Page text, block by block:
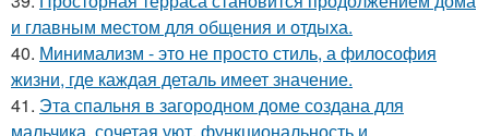
и главным местом для общения и отдыха.
40. Минимализм - это не просто стиль, а философия
жизни, где каждая деталь имеет значение.
41. Эта спальня в загородном доме создана для